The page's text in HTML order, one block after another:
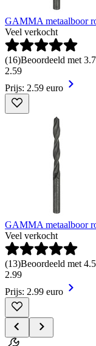
GAMMA metaalboor
Veel verkocht
(16)Beoordeeld met
2.59
Prijs: 2.59 euro
GAMMA metaalboor
Veel verkocht
(13)Beoordeeld met
2.99
Prijs: 2.99 euro